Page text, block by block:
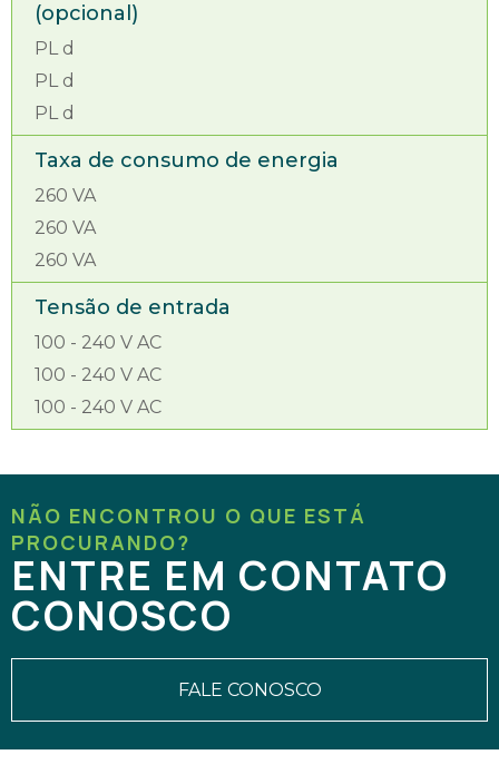
(opcional)
PL d
PL d
PL d
Taxa de consumo de energia
260 VA
260 VA
260 VA
Tensão de entrada
100 - 240 V AC
100 - 240 V AC
100 - 240 V AC
NÃO ENCONTROU O QUE ESTÁ
PROCURANDO?
ENTRE EM CONTATO
CONOSCO
FALE CONOSCO